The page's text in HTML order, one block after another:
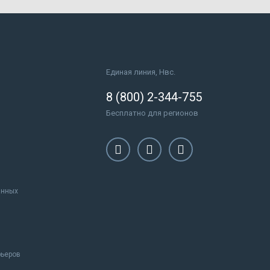
Единая линия, Нвс.
8 (800) 2-344-755
Бесплатно для регионов